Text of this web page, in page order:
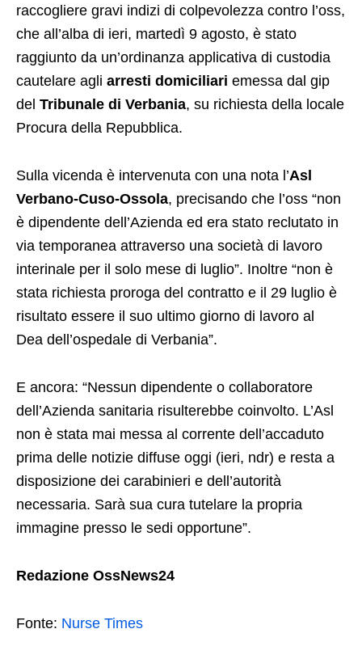
raccogliere gravi indizi di colpevolezza contro l’oss,
che all’alba di ieri, martedì 9 agosto, è stato
raggiunto da un’ordinanza applicativa di custodia
cautelare agli arresti domiciliari emessa dal gip
del Tribunale di Verbania, su richiesta della locale
Procura della Repubblica.
Sulla vicenda è intervenuta con una nota l’Asl
Verbano-Cuso-Ossola, precisando che l’oss “non
è dipendente dell’Azienda ed era stato reclutato in
via temporanea attraverso una società di lavoro
interinale per il solo mese di luglio”. Inoltre “non è
stata richiesta proroga del contratto e il 29 luglio è
risultato essere il suo ultimo giorno di lavoro al
Dea dell’ospedale di Verbania”.
E ancora: “Nessun dipendente o collaboratore
dell’Azienda sanitaria risulterebbe coinvolto. L’Asl
non è stata mai messa al corrente dell’accaduto
prima delle notizie diffuse oggi (ieri, ndr) e resta a
disposizione dei carabinieri e dell’autorità
necessaria. Sarà sua cura tutelare la propria
immagine presso le sedi opportune”.
Redazione OssNews24
Fonte: Nurse Times